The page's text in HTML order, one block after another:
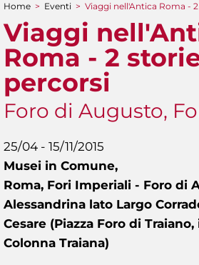
Tu sei qui
Home > Eventi > Viaggi nell'Antica Roma -
Viaggi
Roma - 2
percorsi
Foro di Augusto,
25/04 - 15/11/2015
Musei in Comune,
Roma, Fori Imperiali - Foro di
Alessandrina lato Largo
Cesare (Piazza Foro di
Colonna Traiana)